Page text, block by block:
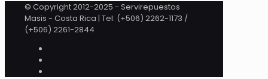
© Copyright 2012-2025 - Servirepuestos
Masis - Costa Rica | Tel: (+506) 2262-1173 /
(+506) 2261-2844